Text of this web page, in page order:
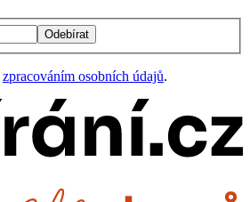
Odebírat
zpracováním osobních údajů.